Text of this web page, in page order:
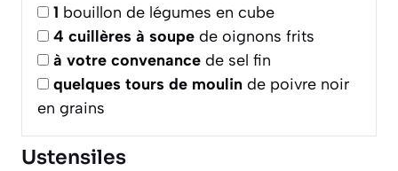
1 bouillon de légumes en cube
4 cuillères à soupe de oignons frits
à votre convenance de sel fin
quelques tours de moulin de poivre noir
en grains
Ustensiles